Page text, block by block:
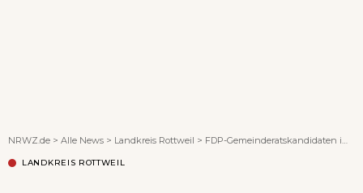
NRWZ.de > Alle News > Landkreis Rottweil > FDP-Gemeinderatskandidaten im Austausch mit den Ortschaftsräten Feckenhausen
LANDKREIS ROTTWEIL